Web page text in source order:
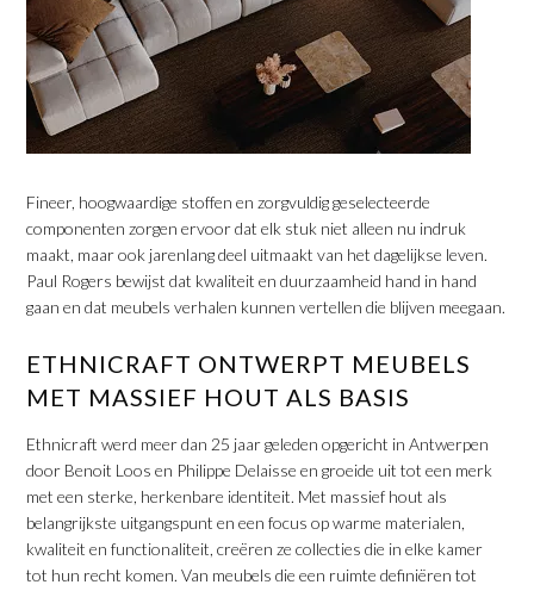
​Fineer, hoogwaardige stoffen en zorgvuldig geselecteerde
componenten zorgen ervoor dat elk stuk niet alleen nu indruk
maakt, maar ook jarenlang deel uitmaakt van het dagelijkse leven.
Paul Rogers bewijst dat kwaliteit en duurzaamheid hand in hand
gaan en dat meubels verhalen kunnen vertellen die blijven meegaan.
​ETHNICRAFT ONTWERPT MEUBELS
MET MASSIEF HOUT ALS BASIS
Ethnicraft werd meer dan 25 jaar geleden opgericht in Antwerpen
door Benoit Loos en Philippe Delaisse en groeide uit tot een merk
met een sterke, herkenbare identiteit. Met massief hout als
belangrijkste uitgangspunt en een focus op warme materialen,
kwaliteit en functionaliteit, creëren ze collecties die in elke kamer
tot hun recht komen. Van meubels die een ruimte definiëren tot